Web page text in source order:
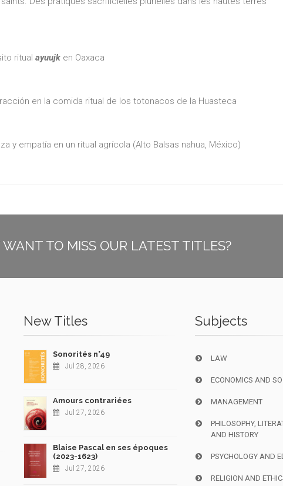
ritual ayuujk en Oaxaca
en la comida ritual de los totonacos de la Huasteca
y empatía en un ritual agrícola (Alto Balsas nahua, México)
TO MISS OUR LATEST TITLES?
New Titles
Sonorités n°49
Jul 28, 2026
Amours contrariées
Jul 27, 2026
Blaise Pascal en ses époques
(2023-1623)
Jul 27, 2026
Subjects
LAW
ECONOMICS AND
MANAGEMENT
PHILOSOPHY,
AND HISTORY
PSYCHOLOGY AND
RELIGION AND